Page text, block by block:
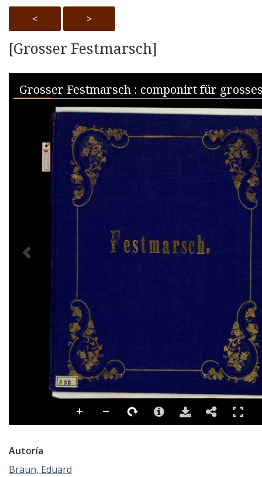
< >
[Grosser Festmarsch]
Media Viewer
Autoría
Braun, Eduard